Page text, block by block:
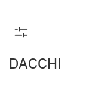
DACCHI